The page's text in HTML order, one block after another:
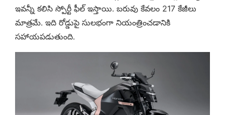
ఇవన్నీ కలిసి స్పోర్టీ ఫీల్ ఇస్తాయి. బరువు కేవలం 217 కేజీలు
మాత్రమే. ఇది రోడ్డుపై సులభంగా నియంత్రించడానికి
సహాయపడుతుంది.